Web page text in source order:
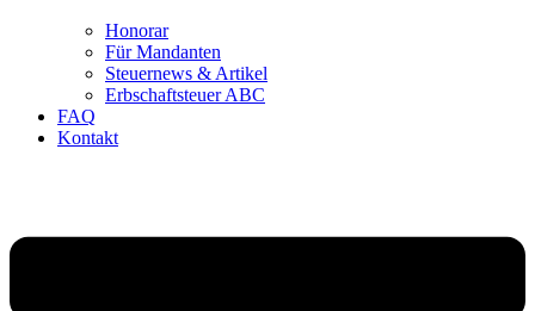
Honorar
Für Mandanten
Steuernews & Artikel
Erbschaftsteuer ABC
FAQ
Kontakt